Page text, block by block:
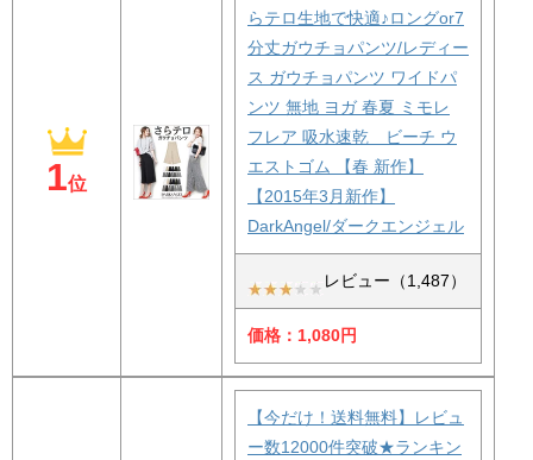
1位
らテロ生地で快適♪ロングor7
分丈ガウチョパンツ/レディー
ス ガウチョパンツ ワイドパ
ンツ 無地 ヨガ 春夏 ミモレ
フレア 吸水速乾 ビーチ ウ
エストゴム 【春 新作】
【2015年3月新作】
DarkAngel/ダークエンジェル
レビュー（1,487）
価格：1,080円
【今だけ！送料無料】レビュ
ー数12000件突破★ランキン